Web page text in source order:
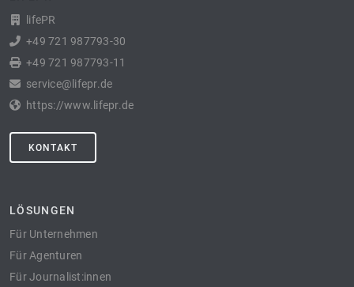
lifePR
+49 721 987793-30
+49 721 987793-11
service@lifepr.de
https://www.lifepr.de
KONTAKT
LÖSUNGEN
Für Unternehmen
Für Agenturen
Für Journalist:innen